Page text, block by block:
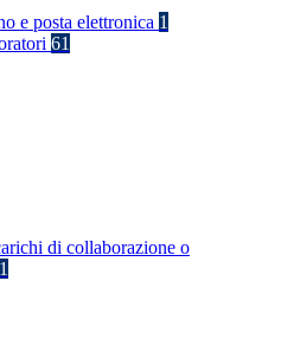
e posta elettronica 1
61
di collaborazione o